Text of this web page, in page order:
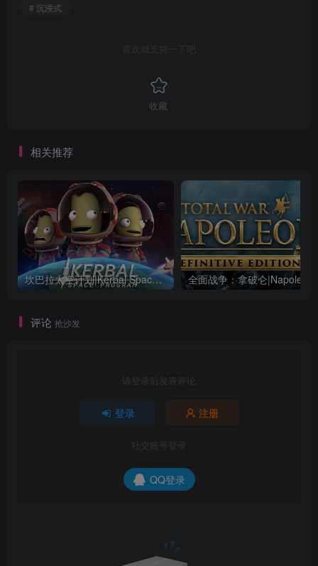
# 沉浸式
喜欢就支持一下吧
收藏
相关推荐
坎巴拉太空计划|Kerbal Space Program|1.12.5.3190|整合全DLC
评论 抢沙发
请登录后发表评论
登录 注册
社交账号登录
QQ登录